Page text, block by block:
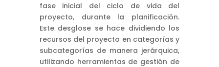
fase inicial del ciclo de vida del
proyecto, durante la planificación.
Este desglose se hace dividiendo los
recursos del proyecto en categorías y
subcategorías de manera jerárquica,
utilizando herramientas de gestión de